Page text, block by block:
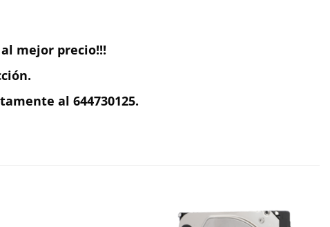
mejor precio!!!
al 644730125.